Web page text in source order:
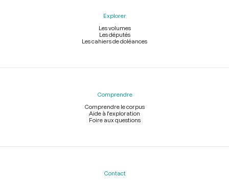
Explorer
Les volumes
Les députés
Les cahiers de doléances
Comprendre
Comprendre le corpus
Aide à l'exploration
Foire aux questions
Contact